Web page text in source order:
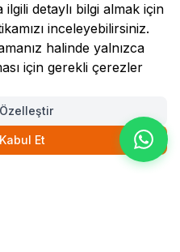
detaylı bilgi almak için
inceleyebilirsiniz.
halinde yalnızca
için gerekli çerezler
Et